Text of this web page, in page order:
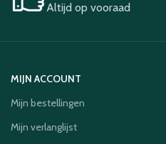
Altijd op vooraad
MIJN ACCOUNT
Mijn bestellingen
Mijn verlanglijst